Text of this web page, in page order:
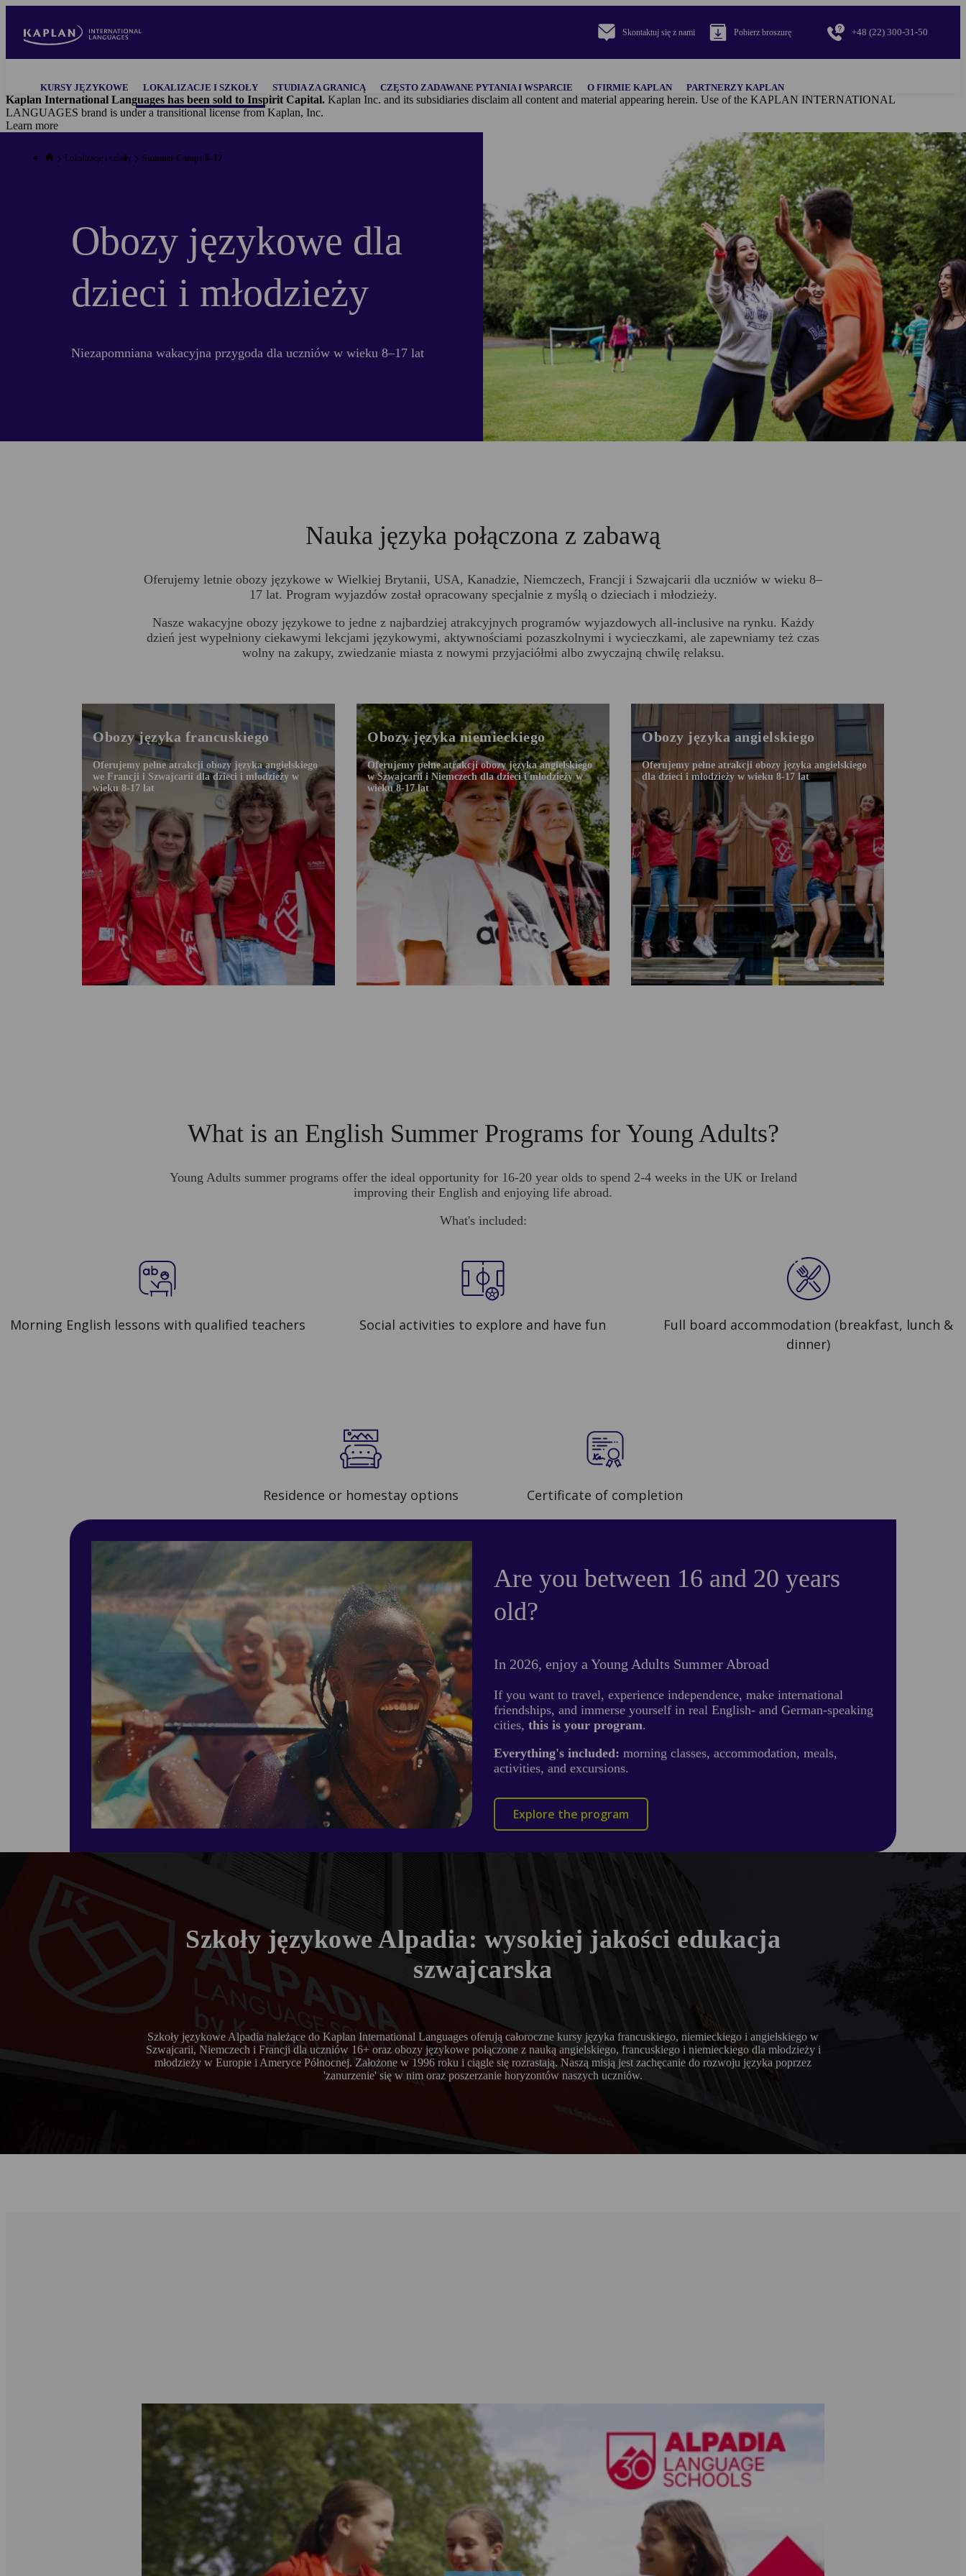
main
Skontaktuj się z nami Pobierz broszurę +48 (22) 300-31-50
navigationKURSY JĘZYKOWE LOKALIZACJE I SZKOŁY STUDIA ZA GRANICĄ CZĘSTO ZADAWANE PYTANIA I WSPARCIE O FIRMIE KAPLAN PARTNERZY KAPLAN
Kaplan International Languages has been sold to Inspirit Capital. Kaplan Inc. and its subsidiaries disclaim all content and material appearing herein. Use of the KAPLAN INTERNATIONAL
LANGUAGES brand is under a transitional license from Kaplan, Inc.
Learn more
Lokalizacje i szkoły Summer Camps 8–17
Obozy językowe dla
dzieci i młodzieży
Niezapomniana wakacyjna przygoda dla uczniów w wieku 8–17 lat
Nauka języka połączona z zabawą
Oferujemy letnie obozy językowe w Wielkiej Brytanii, USA, Kanadzie, Niemczech, Francji i Szwajcarii dla uczniów w wieku 8–
17 lat. Program wyjazdów został opracowany specjalnie z myślą o dzieciach i młodzieży.
Nasze wakacyjne obozy językowe to jedne z najbardziej atrakcyjnych programów wyjazdowych all-inclusive na rynku. Każdy
dzień jest wypełniony ciekawymi lekcjami językowymi, aktywnościami pozaszkolnymi i wycieczkami, ale zapewniamy też czas
wolny na zakupy, zwiedzanie miasta z nowymi przyjaciółmi albo zwyczajną chwilę relaksu.
Obozy języka francuskiego
Oferujemy pełne atrakcji obozy języka angielskiego
we Francji i Szwajcarii dla dzieci i młodzieży w
wieku 8-17 lat
Obozy języka niemieckiego
Oferujemy pełne atrakcji obozy języka angielskiego
w Szwajcarii i Niemczech dla dzieci i młodzieży w
wieku 8-17 lat
Obozy języka angielskiego
Oferujemy pełne atrakcji obozy języka angielskiego
dla dzieci i młodzieży w wieku 8-17 lat
What is an English Summer Programs for Young Adults?
Young Adults summer programs offer the ideal opportunity for 16-20 year olds to spend 2-4 weeks in the UK or Ireland
improving their English and enjoying life abroad.
What's included:
Morning English lessons with qualified teachers Social activities to explore and have fun
Full board accommodation (breakfast, lunch &
dinner)
Residence or homestay options Certificate of completion
Are you between 16 and 20 years
old?
In 2026, enjoy a Young Adults Summer Abroad
If you want to travel, experience independence, make international
friendships, and immerse yourself in real English- and German-speaking
cities, this is your program.
Everything's included: morning classes, accommodation, meals,
activities, and excursions.
Explore the program
Szkoły językowe Alpadia: wysokiej jakości edukacja
szwajcarska
Szkoły językowe Alpadia należące do Kaplan International Languages oferują całoroczne kursy języka francuskiego, niemieckiego i angielskiego w
Szwajcarii, Niemczech i Francji dla uczniów 16+ oraz obozy językowe połączone z nauką angielskiego, francuskiego i niemieckiego dla młodzieży i
młodzieży w Europie i Ameryce Północnej. Założone w 1996 roku i ciągle się rozrastają. Naszą misją jest zachęcanie do rozwoju języka poprzez
'zanurzenie' się w nim oraz poszerzanie horyzontów naszych uczniów.